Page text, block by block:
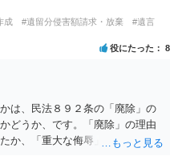
成 #遺留分侵害額請求・放棄
#遺言
役にたった 8
は、民法８９２条の「廃除」の
どうか、です。「廃除」の理由
か、「重大な侮辱」を受けた